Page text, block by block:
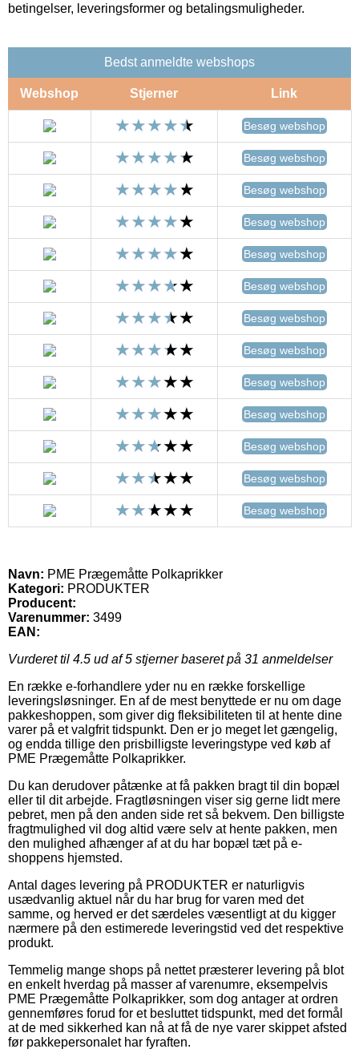
betingelser, leveringsformer og betalingsmuligheder.
Bedst anmeldte webshops
Webshop Stjerner Link
Besøg webshop
Besøg webshop
Besøg webshop
Besøg webshop
Besøg webshop
Besøg webshop
Besøg webshop
Besøg webshop
Besøg webshop
Besøg webshop
Besøg webshop
Besøg webshop
Besøg webshop
Navn: PME Prægemåtte Polkaprikker
Kategori: PRODUKTER
Producent:
Varenummer: 3499
EAN:
Vurderet til 4.5 ud af 5 stjerner baseret på 31 anmeldelser
En række e-forhandlere yder nu en række forskellige
leveringsløsninger. En af de mest benyttede er nu om dage
pakkeshoppen, som giver dig fleksibiliteten til at hente dine
varer på et valgfrit tidspunkt. Den er jo meget let gængelig,
og endda tillige den prisbilligste leveringstype ved køb af
PME Prægemåtte Polkaprikker.
Du kan derudover påtænke at få pakken bragt til din bopæl
eller til dit arbejde. Fragtløsningen viser sig gerne lidt mere
pebret, men på den anden side ret så bekvem. Den billigste
fragtmulighed vil dog altid være selv at hente pakken, men
den mulighed afhænger af at du har bopæl tæt på e-
shoppens hjemsted.
Antal dages levering på PRODUKTER er naturligvis
usædvanlig aktuel når du har brug for varen med det
samme, og herved er det særdeles væsentligt at du kigger
nærmere på den estimerede leveringstid ved det respektive
produkt.
Temmelig mange shops på nettet præsterer levering på blot
en enkelt hverdag på masser af varenumre, eksempelvis
PME Prægemåtte Polkaprikker, som dog antager at ordren
gennemføres forud for et besluttet tidspunkt, med det formål
at de med sikkerhed kan nå at få de nye varer skippet afsted
før pakkepersonalet har fyraften.